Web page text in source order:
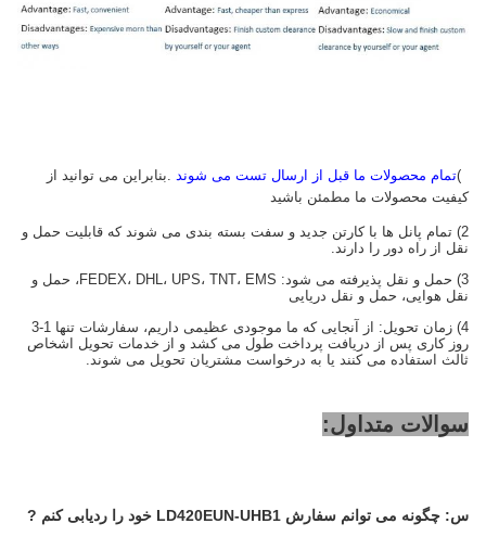
تمام محصولات ما قبل از ارسال تست می شوند .بنابراین می توانید از
کیفیت محصولات ما مطمئن باشید
2) تمام پانل ها با کارتن جدید و سفت بسته بندی می شوند که قابلیت حمل و
نقل از راه دور را دارند.
3) حمل و نقل پذیرفته می شود: FEDEX، DHL، UPS، TNT، EMS، حمل و
نقل هوایی، حمل و نقل دریایی
4) زمان تحویل: از آنجایی که ما موجودی عظیمی داریم، سفارشات تنها 1-3
روز کاری پس از دریافت پرداخت طول می کشد و از خدمات تحویل اشخاص
ثالث استفاده می کنند یا به درخواست مشتریان تحویل می شوند.
سوالات متداول:
س: چگونه می توانم سفارش LD420EUN-UHB1 خود را ردیابی کنم ?